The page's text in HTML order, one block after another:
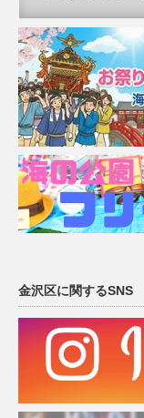
金沢区に関するSNS